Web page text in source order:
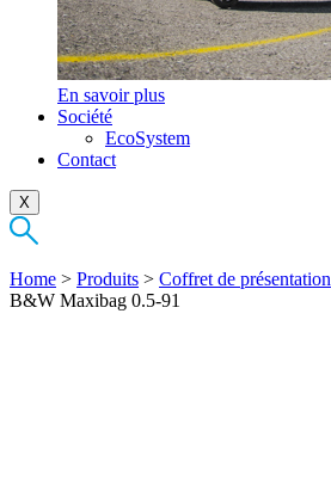
En savoir plus
Société
EcoSystem
Contact
X
Home > Produits > Coffret de présentation
B&W Maxibag 0.5-91